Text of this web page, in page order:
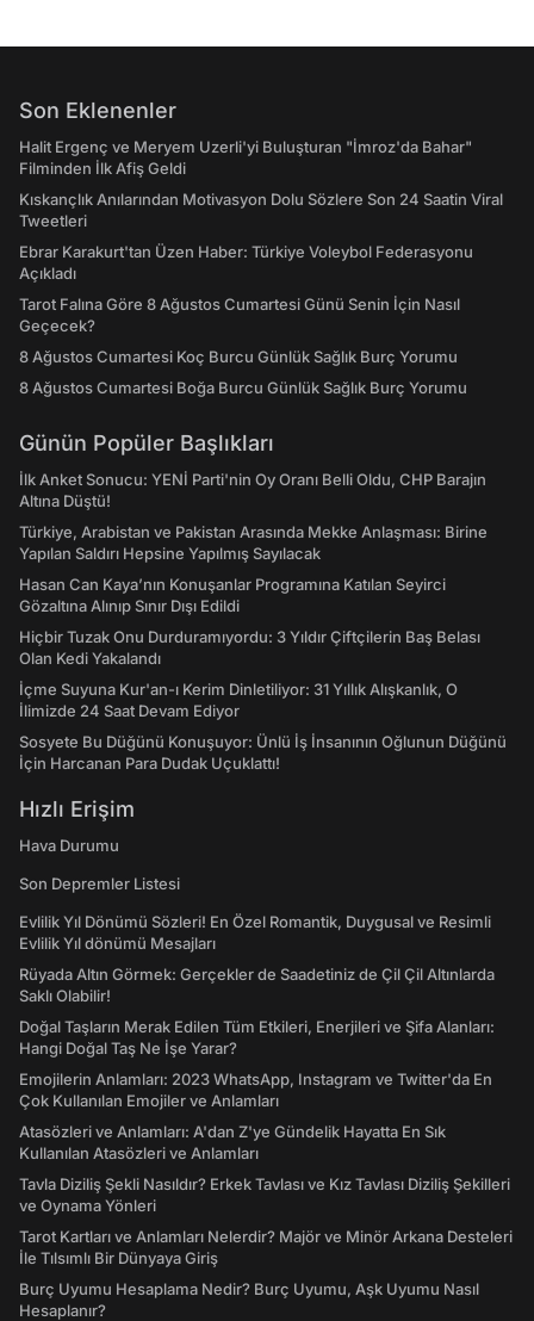
Son Eklenenler
Halit Ergenç ve Meryem Uzerli'yi Buluşturan "İmroz'da Bahar"
Filminden İlk Afiş Geldi
Kıskançlık Anılarından Motivasyon Dolu Sözlere Son 24 Saatin Viral
Tweetleri
Ebrar Karakurt'tan Üzen Haber: Türkiye Voleybol Federasyonu
Açıkladı
Tarot Falına Göre 8 Ağustos Cumartesi Günü Senin İçin Nasıl
Geçecek?
8 Ağustos Cumartesi Koç Burcu Günlük Sağlık Burç Yorumu
8 Ağustos Cumartesi Boğa Burcu Günlük Sağlık Burç Yorumu
Günün Popüler Başlıkları
İlk Anket Sonucu: YENİ Parti'nin Oy Oranı Belli Oldu, CHP Barajın
Altına Düştü!
Türkiye, Arabistan ve Pakistan Arasında Mekke Anlaşması: Birine
Yapılan Saldırı Hepsine Yapılmış Sayılacak
Hasan Can Kaya’nın Konuşanlar Programına Katılan Seyirci
Gözaltına Alınıp Sınır Dışı Edildi
Hiçbir Tuzak Onu Durduramıyordu: 3 Yıldır Çiftçilerin Baş Belası
Olan Kedi Yakalandı
İçme Suyuna Kur'an-ı Kerim Dinletiliyor: 31 Yıllık Alışkanlık, O
İlimizde 24 Saat Devam Ediyor
Sosyete Bu Düğünü Konuşuyor: Ünlü İş İnsanının Oğlunun Düğünü
İçin Harcanan Para Dudak Uçuklattı!
Hızlı Erişim
Hava Durumu
Son Depremler Listesi
Evlilik Yıl Dönümü Sözleri! En Özel Romantik, Duygusal ve Resimli
Evlilik Yıl dönümü Mesajları
Rüyada Altın Görmek: Gerçekler de Saadetiniz de Çil Çil Altınlarda
Saklı Olabilir!
Doğal Taşların Merak Edilen Tüm Etkileri, Enerjileri ve Şifa Alanları:
Hangi Doğal Taş Ne İşe Yarar?
Emojilerin Anlamları: 2023 WhatsApp, Instagram ve Twitter'da En
Çok Kullanılan Emojiler ve Anlamları
Atasözleri ve Anlamları: A'dan Z'ye Gündelik Hayatta En Sık
Kullanılan Atasözleri ve Anlamları
Tavla Diziliş Şekli Nasıldır? Erkek Tavlası ve Kız Tavlası Diziliş Şekilleri
ve Oynama Yönleri
Tarot Kartları ve Anlamları Nelerdir? Majör ve Minör Arkana Desteleri
İle Tılsımlı Bir Dünyaya Giriş
Burç Uyumu Hesaplama Nedir? Burç Uyumu, Aşk Uyumu Nasıl
Hesaplanır?